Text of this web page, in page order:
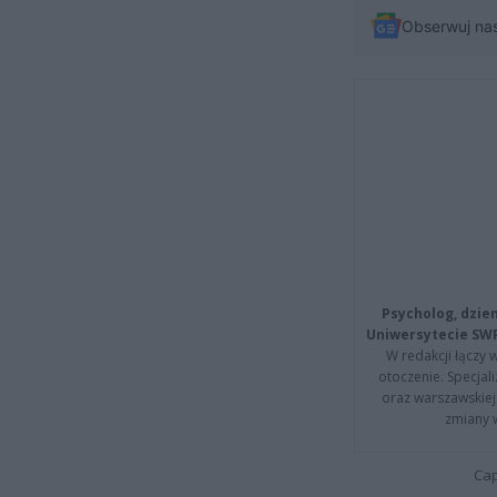
Obserwuj
Psycholog,
Uniwersytecie
W redakcji łączy
otoczenie.
oraz
zmiany